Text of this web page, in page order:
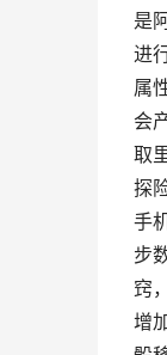
是
进
属
会
取
探
手
步
窍
增